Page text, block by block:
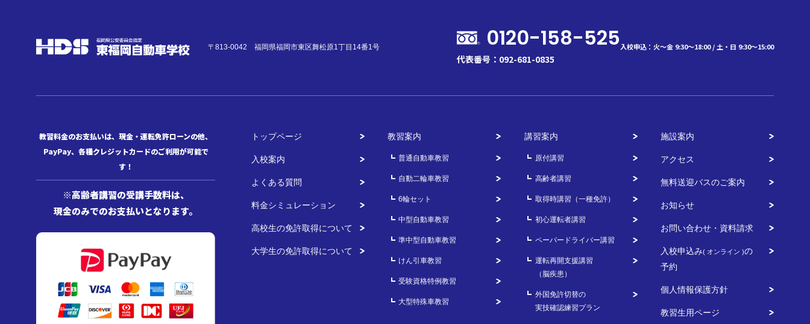
オプション
スタンダードコース 0円（税込）
フリータイムコース 利用なし
普通自動車用あんしんプラン 利用なし
自動二輪車用あんしんプラン
手数料
仮運転免許試験手数料 1,800円（非課税）
仮運転免許交付手数料
〒813-0042 福岡県福岡市東区舞松原1丁目14番1号 0120-158-525
代表番号：092-681-0835
入校申込：火～金 9:30～18:00 / 土・日 9:30～15:00
教習料金のお支払いは、現金・運転免許ローンの他、
PayPay、各種クレジットカードのご利用が可能で
す！
※高齢者講習の受講手数料は、
現金のみでのお支払いとなります。
トップページ
入校案内
よくある質問
料金シミュレーション
高校生の免許取得について
大学生の免許取得について
教習案内
普通自動車教習
自動二輪車教習
6輪セット
中型自動車教習
準中型自動車教習
けん引車教習
受験資格特例教習
大型特殊車教習
講習案内
原付講習
高齢者講習
取得時講習（一種免許）
初心運転者講習
ペーパードライバー講習
運転再開支援講習
（脳疾患）
外国免許切替の
実技確認練習プラン
施設案内
アクセス
無料送迎バスのご案内
お知らせ
お問い合わせ・資料請求
入校申込み( オンライン )の
予約
個人情報保護方針
教習生用ページ